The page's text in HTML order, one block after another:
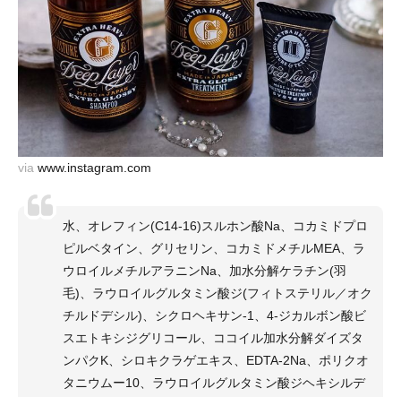
via www.instagram.com
水、オレフィン(C14-16)スルホン酸Na、コカミドプロ
ピルベタイン、グリセリン、コカミドメチルMEA、ラ
ウロイルメチルアラニンNa、加水分解ケラチン(羽
毛)、ラウロイルグルタミン酸ジ(フィトステリル／オク
チルドデシル)、シクロヘキサン-1、4-ジカルボン酸ビ
スエトキシジグリコール、ココイル加水分解ダイズタ
ンパクK、シロキクラゲエキス、EDTA-2Na、ポリクオ
タニウムー10、ラウロイルグルタミン酸ジヘキシルデ